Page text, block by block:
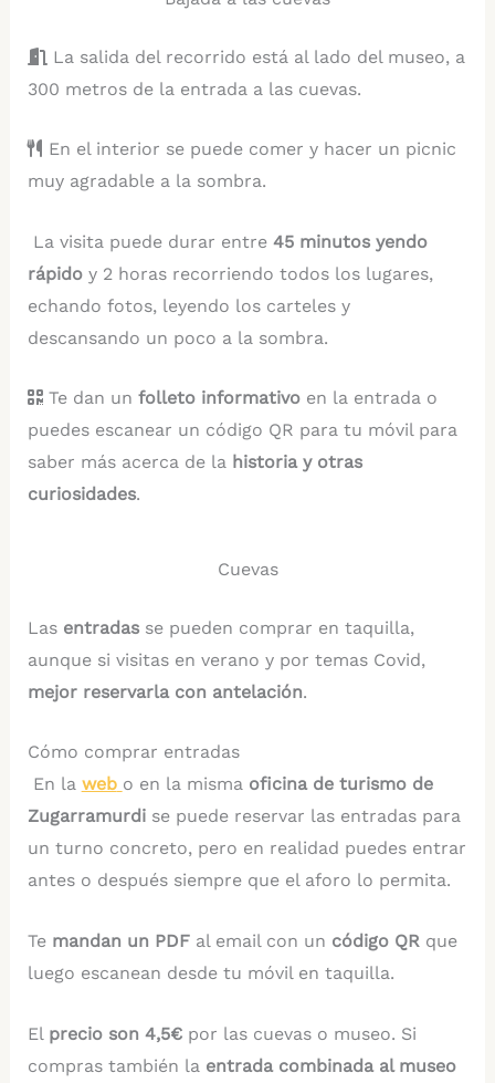
La salida del recorrido está al lado del museo, a
300 metros de la entrada a las cuevas.
En el interior se puede comer y hacer un picnic
muy agradable a la sombra.
La visita puede durar entre 45 minutos yendo
rápido y 2 horas recorriendo todos los lugares,
echando fotos, leyendo los carteles y
descansando un poco a la sombra.
Te dan un folleto informativoen la entrada o
puedes escanear un código QR para tu móvil para
saber más acerca de la historia y otras
curiosidades.
Cuevas
Las entradasse pueden comprar en taquilla,
aunque si visitas en verano y por temas Covid,
mejor reservarla con antelación.
Cómo comprar entradas
En la web o en la misma oficina de turismo de
Zugarramurdise puede reservar las entradas para
un turno concreto, pero en realidad puedes entrar
antes o después siempre que el aforo lo permita.
Te mandan un PDFal email con un código QRque
luego escanean desde tu móvil en taquilla.
El precio son 4,5€por las cuevas o museo. Si
compras también la entrada combinada al museo